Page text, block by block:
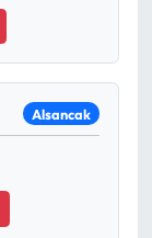
Alsancak